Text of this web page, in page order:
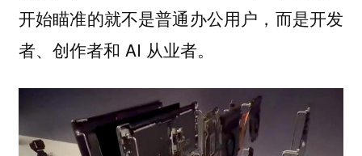
开始瞄准的就不是普通办公用户，而是开发
者、创作者和 AI 从业者。